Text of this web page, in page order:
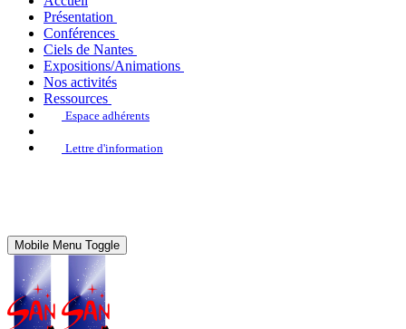
Présentation
Conférences
Ciels de Nantes
Expositions/Animations
Nos activités
Ressources
Espace adhérents
Lettre d'information
Mobile Menu Toggle